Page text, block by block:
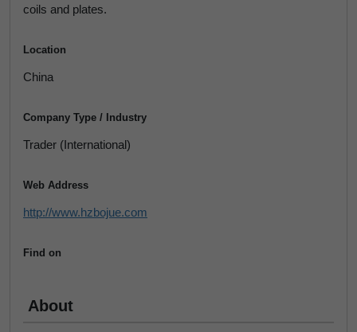
coils and plates.
Location
China
Company Type / Industry
Trader (International)
Web Address
http://www.hzbojue.com
Find on
About